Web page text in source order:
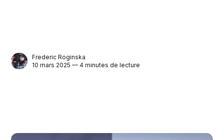
Frederic Roginska
10 mars 2025 — 4 minutes de lecture